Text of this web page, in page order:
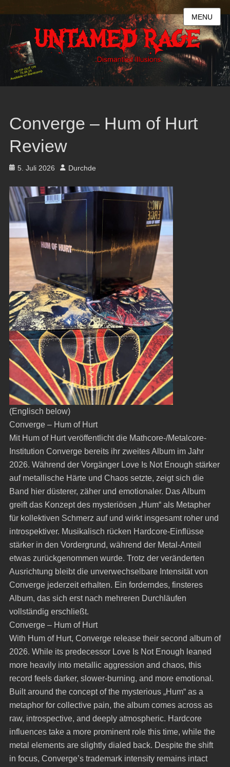
MENU
Converge – Hum of Hurt
Review
Posted
5. Juli 2026 Author
Durchde
(Englisch below)
Converge – Hum of Hurt
Mit Hum of Hurt veröffentlicht die Mathcore-/Metalcore-
Institution Converge bereits ihr zweites Album im Jahr
2026. Während der Vorgänger Love Is Not Enough stärker
auf metallische Härte und Chaos setzte, zeigt sich die
Band hier düsterer, zäher und emotionaler. Das Album
greift das Konzept des mysteriösen „Hum“ als Metapher
für kollektiven Schmerz auf und wirkt insgesamt roher und
introspektiver. Musikalisch rücken Hardcore-Einflüsse
stärker in den Vordergrund, während der Metal-Anteil
etwas zurückgenommen wurde. Trotz der veränderten
Ausrichtung bleibt die unverwechselbare Intensität von
Converge jederzeit erhalten. Ein forderndes, finsteres
Album, das sich erst nach mehreren Durchläufen
vollständig erschließt.
Converge – Hum of Hurt
With Hum of Hurt, Converge release their second album of
2026. While its predecessor Love Is Not Enough leaned
more heavily into metallic aggression and chaos, this
record feels darker, slower-burning, and more emotional.
Built around the concept of the mysterious „Hum“ as a
metaphor for collective pain, the album comes across as
raw, introspective, and deeply atmospheric. Hardcore
influences take a more prominent role this time, while the
metal elements are slightly dialed back. Despite the shift
in focus, Converge’s trademark intensity remains intact